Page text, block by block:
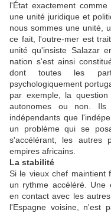
l'État exactement
une unité juridique et
nous sommes une unité,
ce fait, l'outre-mer est
unité qu'insiste Salazar
nation s'est ainsi
dont toutes les
psychologiquement
par exemple, la
autonomes ou non.
indépendants que
un problème qui se
s'accélérant, les autres
empires africains.
La stabilité
Si le vieux chef maintient
un rythme accéléré. Une
en contact avec les
l'Espagne voisine, n'est